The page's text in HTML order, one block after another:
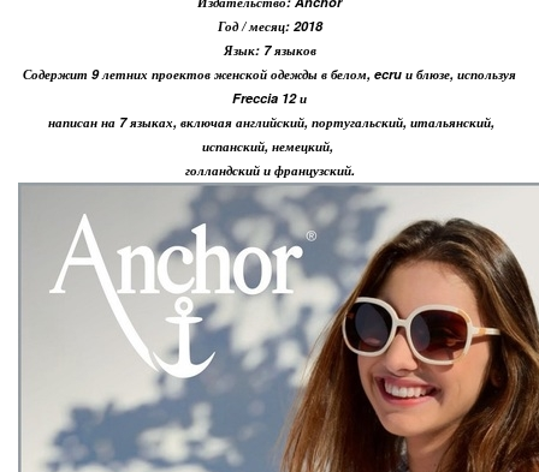
Год / месяц: 2018
Язык: 7 языков
Содержит 9 летних проектов женской одежды в белом, ecru и блюзе, используя
Freccia 12 и
написан на 7 языках, включая английский, португальский, итальянский,
испанский, немецкий,
голландский и французский.